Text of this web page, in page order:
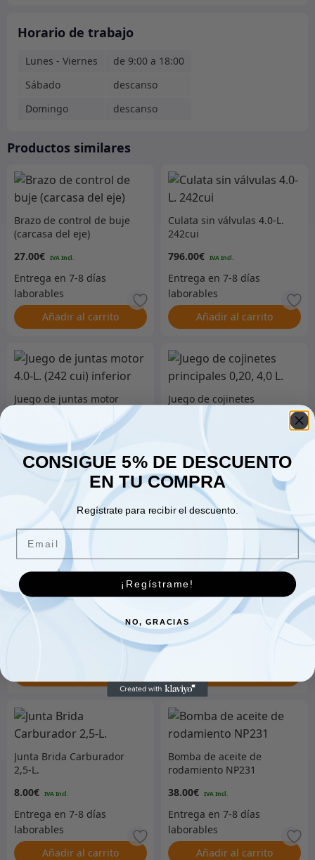
Horario de trabajo
Lunes - Viernes
de 9:00 a 18:00
Sábado
descanso
Domingo
descanso
Productos similares
Brazo de control de buje
(carcasa del eje)
27.00€
Añadir al carrito
Culata sin válvulas 4.0-L.
242cui
796.00€
Añadir al carrito
Juego de juntas motor
Añadir al carrito
Juego de cojinetes
Añadir al carrito
Sello Trasero Del
Cigüeñal 2.5-L.
18.00€
Tuerca cromada 20 piezas
Junta Brida Carburador
2,5-L.
8.00€
Añadir al carrito
Bomba de aceite de
rodamiento NP231
38.00€
Añadir al carrito
CONSIGUE 5% DE DESCUENTO
EN TU COMPRA
Regístrate para recibir el descuento.
Email
¡Regístrame!
NO, GRACIAS